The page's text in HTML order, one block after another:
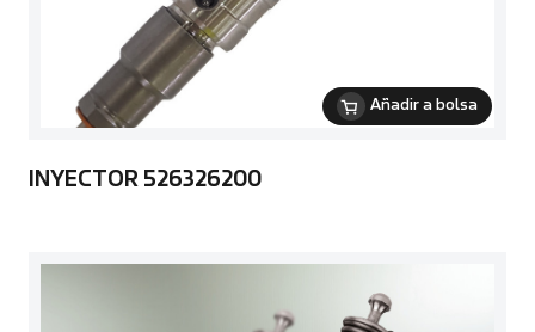
Añadir a bolsa
INYECTOR 526326200